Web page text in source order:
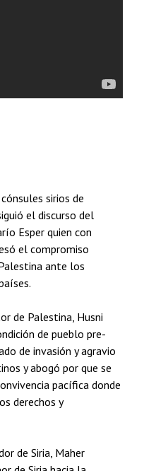
sirios de
el discurso del
Esper quien con
el compromiso
ante los
de Palestina, Husni
de pueblo pre-
de invasión y agravio
y abogó por que se
pacífica donde
derechos y
de Siria, Maher